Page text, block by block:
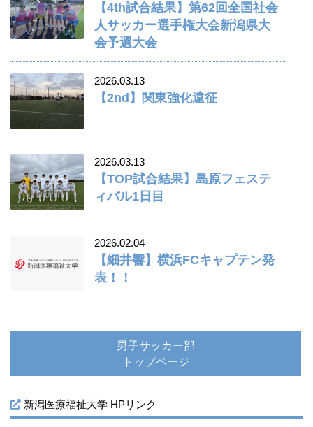
【4th試合結果】第62回全国社会
人サッカー選手権大会新潟県大
会予選大会
2026.03.13
【2nd】関東強化遠征
2026.03.13
【TOP試合結果】島原フェステ
ィバル1日目
2026.02.04
【細井響】横浜FCキャプテン発
表！！
男子サッカー部
トップページ
新潟医療福祉大学 HPリンク